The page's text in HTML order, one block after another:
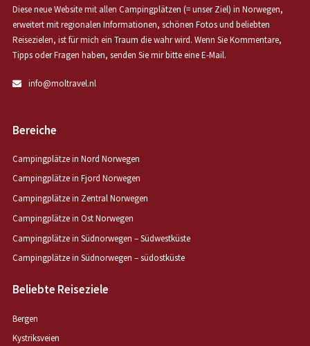
Diese neue Website mit allen Campingplätzen (= unser Ziel) in Norwegen,
erweitert mit regionalen Informationen, schönen Fotos und beliebten
Reisezielen, ist für mich ein Traum die wahr wird. Wenn Sie Kommentare,
Tipps oder Fragen haben, senden Sie mir bitte eine E-Mail.
info@moltravel.nl
Bereiche
Campingplätze in Nord Norwegen
Campingplätze in Fjord Norwegen
Campingplätze in Zentral Norwegen
Campingplätze in Ost Norwegen
Campingplätze in Südnorwegen – Südwestküste
Campingplätze in Südnorwegen – südostküste
Beliebte Reiseziele
Bergen
Kystriksveien